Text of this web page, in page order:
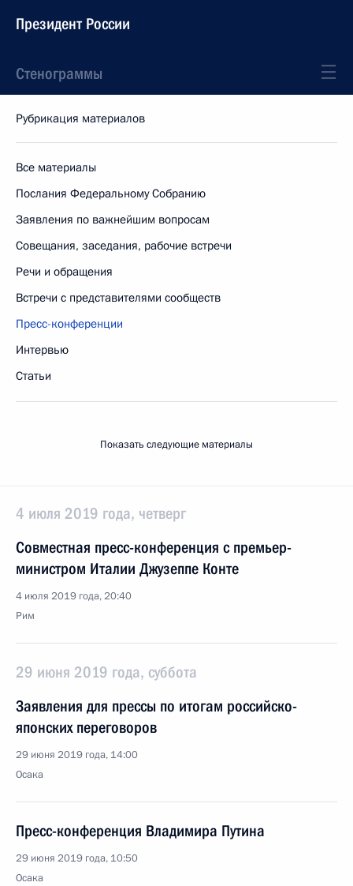
Президент России
Стенограммы
Рубрикация материалов
Все материалы
Послания Федеральному Собранию
Заявления по важнейшим вопросам
Совещания, заседания, рабочие встречи
Речи и обращения
Встречи с представителями сообществ
Пресс-конференции
Интервью
Статьи
Показать следующие материалы
4 июля 2019 года, четверг
Совместная пресс-конференция с премьер-
министром Италии Джузеппе Конте
4 июля 2019 года, 20:40
Рим
29 июня 2019 года, суббота
Заявления для прессы по итогам российско-
японских переговоров
29 июня 2019 года, 14:00
Осака
Пресс-конференция Владимира Путина
29 июня 2019 года, 10:50
Осака